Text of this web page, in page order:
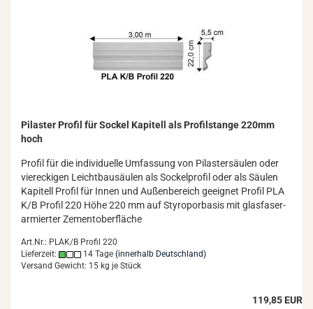
Pi­las­ter Pro­fil für So­ckel Ka­pi­tell als Pro­fil­stan­ge 220mm
hoch
Pro­fil für die in­di­vi­du­el­le Um­fas­sung von Pi­las­ter­säu­len oder
vier­ecki­gen Leicht­bau­säu­len als So­ckel­pro­fil oder als Säu­len
Ka­pi­tell Pro­fil für Innen und Au­ßen­be­reich ge­eig­net Pro­fil PLA
K/B Pro­fil 220 Höhe 220 mm auf Sty­ro­por­ba­sis mit glas­fa­ser­
ar­mier­ter Ze­ment­ober­flä­che
Art.Nr.: PLAK/B Profil 220
Lieferzeit:
14 Tage (innerhalb Deutschland)
Versand Gewicht: 15 kg je Stück
119,85 EUR